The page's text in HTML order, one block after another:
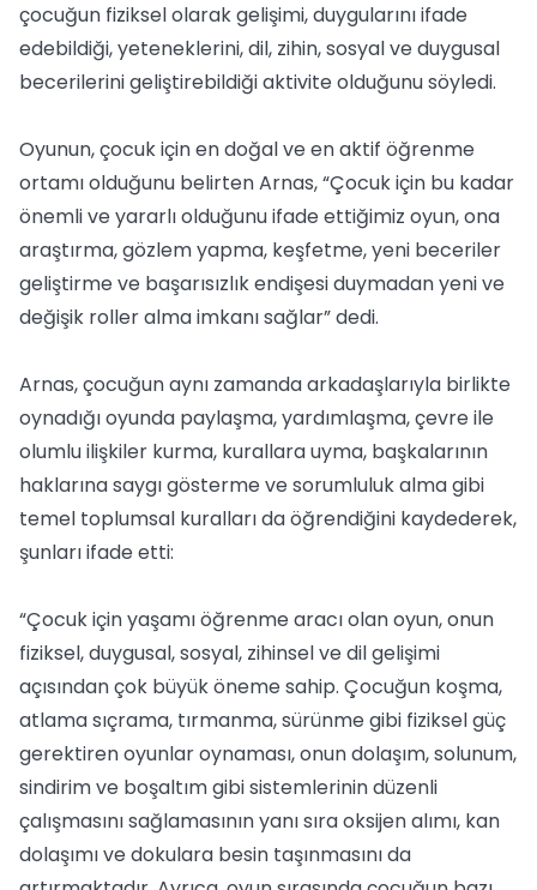
çocuğun fiziksel olarak gelişimi, duygularını ifade
edebildiği, yeteneklerini, dil, zihin, sosyal ve duygusal
becerilerini geliştirebildiği aktivite olduğunu söyledi.
Oyunun, çocuk için en doğal ve en aktif öğrenme
ortamı olduğunu belirten Arnas, “Çocuk için bu kadar
önemli ve yararlı olduğunu ifade ettiğimiz oyun, ona
araştırma, gözlem yapma, keşfetme, yeni beceriler
geliştirme ve başarısızlık endişesi duymadan yeni ve
değişik roller alma imkanı sağlar” dedi.
Arnas, çocuğun aynı zamanda arkadaşlarıyla birlikte
oynadığı oyunda paylaşma, yardımlaşma, çevre ile
olumlu ilişkiler kurma, kurallara uyma, başkalarının
haklarına saygı gösterme ve sorumluluk alma gibi
temel toplumsal kuralları da öğrendiğini kaydederek,
şunları ifade etti:
“Çocuk için yaşamı öğrenme aracı olan oyun, onun
fiziksel, duygusal, sosyal, zihinsel ve dil gelişimi
açısından çok büyük öneme sahip. Çocuğun koşma,
atlama sıçrama, tırmanma, sürünme gibi fiziksel güç
gerektiren oyunlar oynaması, onun dolaşım, solunum,
sindirim ve boşaltım gibi sistemlerinin düzenli
çalışmasını sağlamasının yanı sıra oksijen alımı, kan
dolaşımı ve dokulara besin taşınmasını da